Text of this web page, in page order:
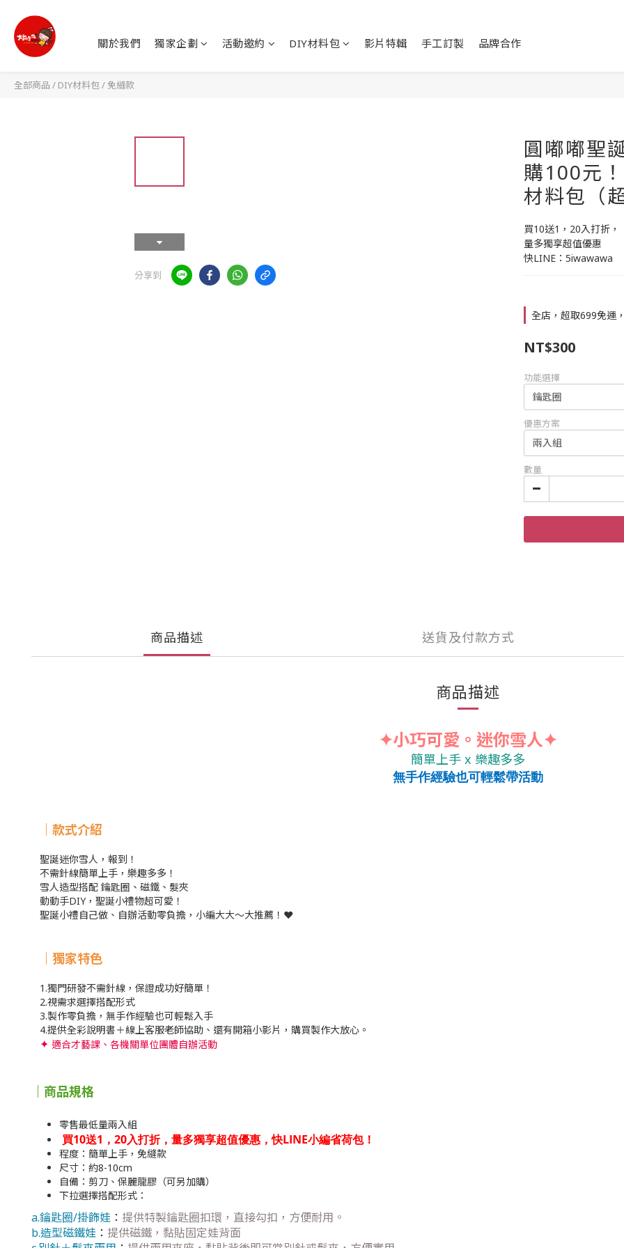
關於我們 獨家企劃 活動邀約 DIY材料包 影片特輯 手工訂製 品牌合作
全部商品 / DIY材料包/ 免縫款
分享到
圓嘟嘟聖
購100元
材料包（
買10送1，20入打折，
量多獨享超值優惠
快LINE：5iwawawa
全店，超取699免運
NT$300
功能選擇
優惠方案
數量
商品描述 送貨及付款方式
商品描述
✦小巧可愛。迷你雪人✦
簡單上手 x 樂趣多多
無手作經驗也可輕鬆帶活動
｜款式介紹
聖誕迷你雪人，報到！
不需針線簡單上手，樂趣多多！
雪人造型搭配 鑰匙圈、磁鐵、髮夾
動動手DIY，聖誕小禮物超可愛！
聖誕小禮自己做、自辦活動零負擔，小編大大～大推薦！❤️
｜獨家特色
1.獨門研發不需針線，保證成功好簡單！
2.視需求選擇搭配形式
3.製作零負擔，無手作經驗也可輕鬆入手
4.提供全彩說明書＋線上客服老師協助、還有開箱小影片，購買製作大放心。
✦ 適合才藝課、各機關單位團體自辦活動
｜商品規格
零售最低量兩入組
買10送1，20入打折，量多獨享超值優惠，快LINE小編省荷包！
程度：簡單上手，免縫款
尺寸：約8-10cm
自備：剪刀、保麗龍膠（可另加購）
下拉選擇搭配形式：
a.鑰匙圈/掛飾娃 ： 提供特製鑰匙圈扣環，直接勾扣，方便耐用。
b.造型磁鐵娃 ： 提供磁鐵，黏貼固定娃背面